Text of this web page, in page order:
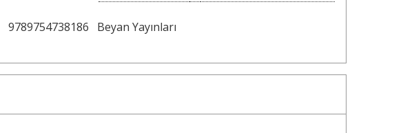
9789754738186 Beyan Yayınları